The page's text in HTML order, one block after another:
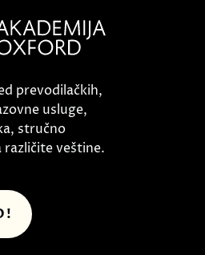
prevodilačkih,
usluge,
stručno
različite veštine.